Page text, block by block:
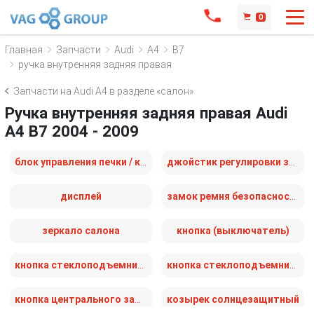
0
Главная Запчасти Audi A4
B7
ручка внутренняя задняя правая
Запчасти на Audi A4 в разделе «салон»
Ручка внутренняя задняя правая Audi
A4 B7 2004 - 2009
дисплей
зеркало салона кнопка (выключатель)
козырек солнцезащитный